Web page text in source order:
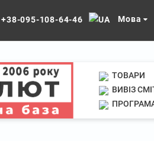
+38-095-108-64-46 Мова
ТОВАРИ
ВИВІЗ